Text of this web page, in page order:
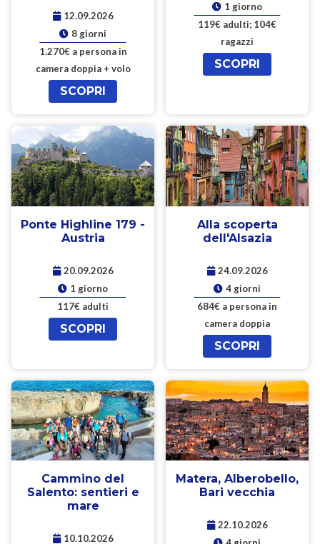
12.09.2026
8 giorni
1.270€ a persona in
camera doppia + volo
SCOPRI
1 giorno
119€ adulti; 104€
ragazzi
SCOPRI
Ponte Highline 179 -
Austria
20.09.2026
1 giorno
117€ adulti
SCOPRI
Alla scoperta
dell'Alsazia
24.09.2026
4 giorni
684€ a persona in
camera doppia
SCOPRI
Cammino del
Salento: sentieri e
mare
10.10.2026
Matera, Alberobello,
Bari vecchia
22.10.2026